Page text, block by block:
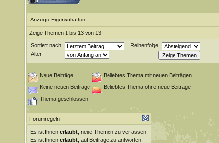
Anzeige-Eigenschaften
Zeige Themen 1 bis 13 von 13
Sortiert nach
Reihenfolge
Alter
Neue Beiträge
Beliebtes Thema mit neuen Beiträgen
Keine neuen Beiträge
Beliebtes Thema ohne neue Beiträge
Thema geschlossen
Forumregeln
Es ist Ihnen erlaubt, neue Themen zu verfassen.
Es ist Ihnen erlaubt, auf Beiträge zu antworten.